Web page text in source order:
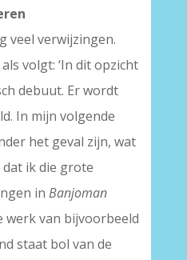
veel verwijzingen.
volgt: ‘In dit opzicht
debuut. Er wordt
In mijn volgende
het geval zijn, wat
ik die grote
in Banjoman
van bijvoorbeeld
staat bol van de